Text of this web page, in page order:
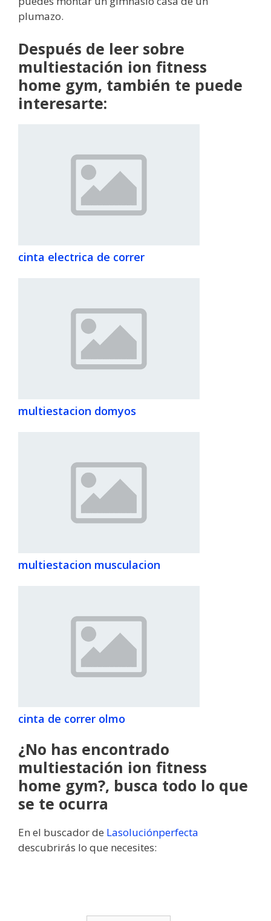
plumazo.
Después de leer sobre
multiestación ion fitness
home gym, también te puede
interesarte:
cinta electrica de correr
multiestacion domyos
multiestacion musculacion
cinta de correr olmo
¿No has encontrado
multiestación ion fitness
home gym?, busca todo lo que
se te ocurra
En el buscador de Lasoluciónperfecta
descubrirás lo que necesites: